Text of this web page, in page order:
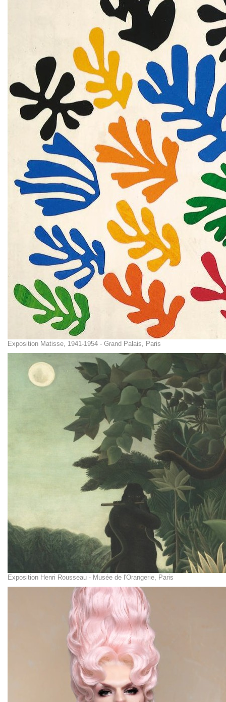
Exposition Matisse, 1941-1954 - Grand Palais, Paris
Exposition Henri Rousseau - Musée de l'Orangerie, Paris